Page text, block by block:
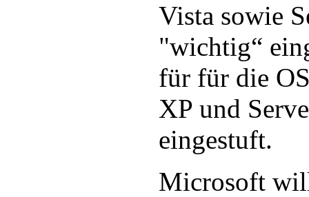
Vista sowie
"wichtig“
für für die
XP und
eingestuft.
Microsoft